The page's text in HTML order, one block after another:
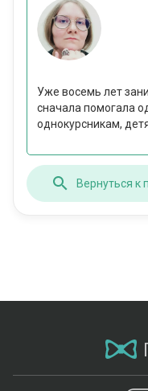
Уже восемь лет
сначала помогала
однокурсникам,
Вернуться к